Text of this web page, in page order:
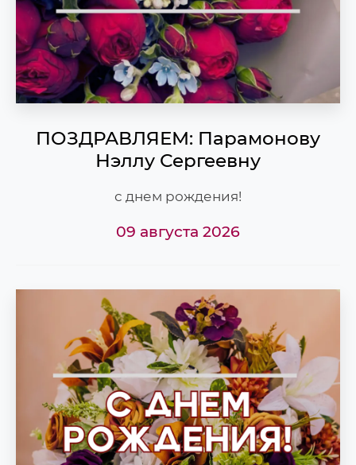
ПОЗДРАВЛЯЕМ: Парамонову
Нэллу Сергеевну
с днем рождения!
09 августа 2026